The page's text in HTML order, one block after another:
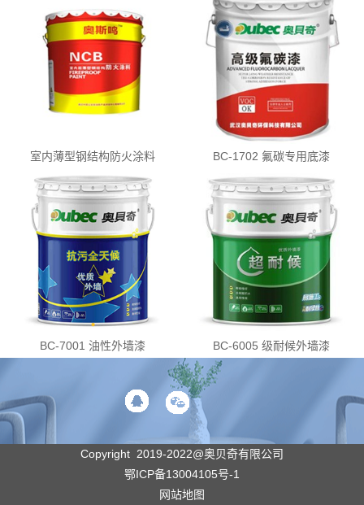
室内薄型钢结构防火涂料 BC-1702 氟碳专用底漆
BC-7001 油性外墙漆 BC-6005 级耐候外墙漆
Copyright 2019-2022@奥贝奇有限公司
鄂ICP备13004105号-1
网站地图